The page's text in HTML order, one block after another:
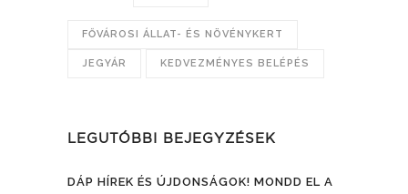
FŐVÁROSI ÁLLAT- ÉS NÖVÉNYKERT
JEGYÁR KEDVEZMÉNYES BELÉPÉS
LEGUTÓBBI BEJEGYZÉSEK
DÁP HÍREK ÉS ÚJDONSÁGOK! MONDD EL A